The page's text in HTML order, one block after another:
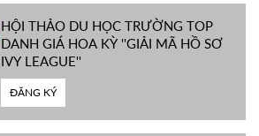
HỘI THẢO DU HỌC TRƯỜNG TOP
DANH GIÁ HOA KỲ ''GIẢI MÃ HỒ SƠ
IVY LEAGUE''
ĐĂNG KÝ